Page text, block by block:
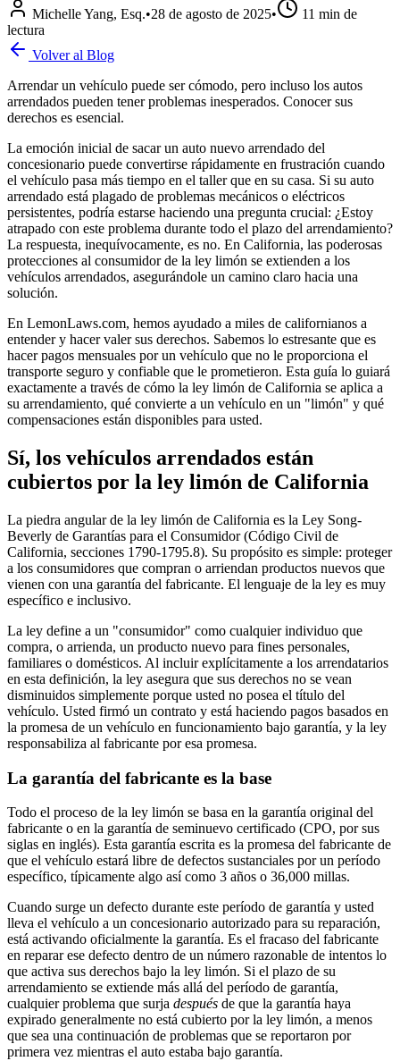
Michelle Yang, Esq.•28 de agosto de 2025• 11 min de
lectura
Volver al Blog
Arrendar un vehículo puede ser cómodo, pero incluso los autos
arrendados pueden tener problemas inesperados. Conocer sus
derechos es esencial.
La emoción inicial de sacar un auto nuevo arrendado del
concesionario puede convertirse rápidamente en frustración cuando
el vehículo pasa más tiempo en el taller que en su casa. Si su auto
arrendado está plagado de problemas mecánicos o eléctricos
persistentes, podría estarse haciendo una pregunta crucial: ¿Estoy
atrapado con este problema durante todo el plazo del arrendamiento?
La respuesta, inequívocamente, es no. En California, las poderosas
protecciones al consumidor de la ley limón se extienden a los
vehículos arrendados, asegurándole un camino claro hacia una
solución.
En LemonLaws.com, hemos ayudado a miles de californianos a
entender y hacer valer sus derechos. Sabemos lo estresante que es
hacer pagos mensuales por un vehículo que no le proporciona el
transporte seguro y confiable que le prometieron. Esta guía lo guiará
exactamente a través de cómo la ley limón de California se aplica a
su arrendamiento, qué convierte a un vehículo en un "limón" y qué
compensaciones están disponibles para usted.
Sí, los vehículos arrendados están
cubiertos por la ley limón de California
La piedra angular de la ley limón de California es la Ley Song-
Beverly de Garantías para el Consumidor (Código Civil de
California, secciones 1790-1795.8). Su propósito es simple: proteger
a los consumidores que compran o arriendan productos nuevos que
vienen con una garantía del fabricante. El lenguaje de la ley es muy
específico e inclusivo.
La ley define a un "consumidor" como cualquier individuo que
compra, o arrienda, un producto nuevo para fines personales,
familiares o domésticos. Al incluir explícitamente a los arrendatarios
en esta definición, la ley asegura que sus derechos no se vean
disminuidos simplemente porque usted no posea el título del
vehículo. Usted firmó un contrato y está haciendo pagos basados en
la promesa de un vehículo en funcionamiento bajo garantía, y la ley
responsabiliza al fabricante por esa promesa.
La garantía del fabricante es la base
Todo el proceso de la ley limón se basa en la garantía original del
fabricante o en la garantía de seminuevo certificado (CPO, por sus
siglas en inglés). Esta garantía escrita es la promesa del fabricante de
que el vehículo estará libre de defectos sustanciales por un período
específico, típicamente algo así como 3 años o 36,000 millas.
Cuando surge un defecto durante este período de garantía y usted
lleva el vehículo a un concesionario autorizado para su reparación,
está activando oficialmente la garantía. Es el fracaso del fabricante
en reparar ese defecto dentro de un número razonable de intentos lo
que activa sus derechos bajo la ley limón. Si el plazo de su
arrendamiento se extiende más allá del período de garantía,
cualquier problema que surja después de que la garantía haya
expirado generalmente no está cubierto por la ley limón, a menos
que sea una continuación de problemas que se reportaron por
primera vez mientras el auto estaba bajo garantía.